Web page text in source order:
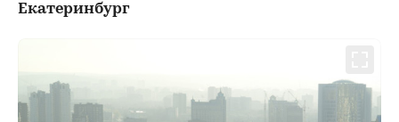
Екатеринбург